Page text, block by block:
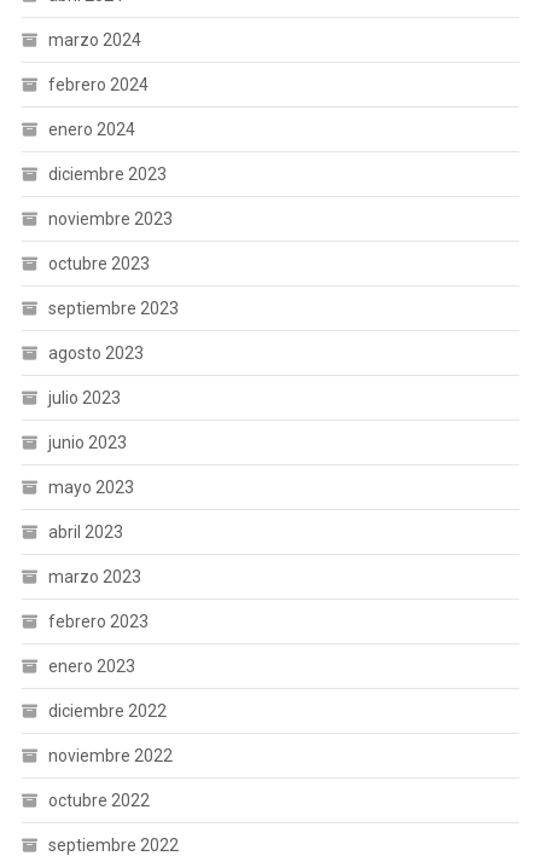
marzo 2024
febrero 2024
enero 2024
diciembre 2023
noviembre 2023
octubre 2023
septiembre 2023
agosto 2023
julio 2023
junio 2023
mayo 2023
abril 2023
marzo 2023
febrero 2023
enero 2023
diciembre 2022
noviembre 2022
octubre 2022
septiembre 2022